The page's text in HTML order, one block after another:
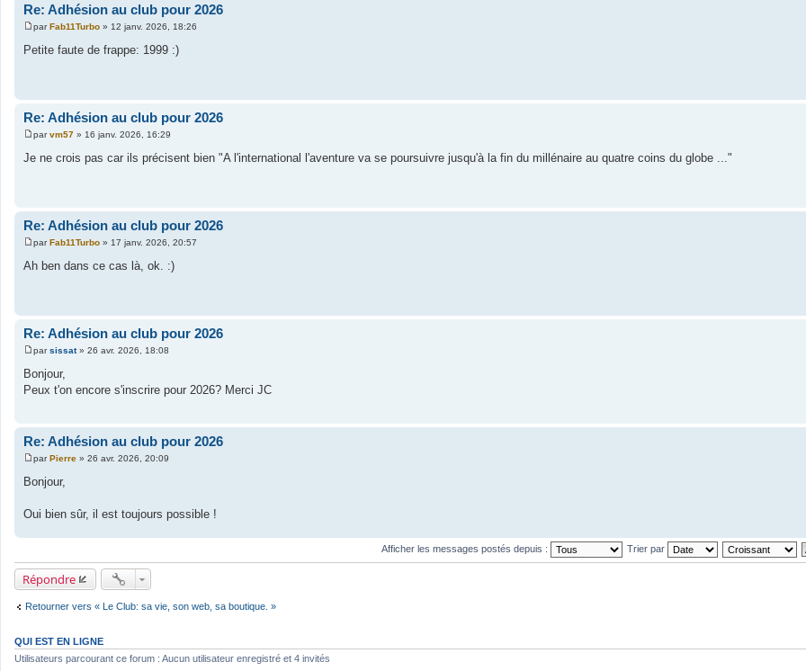
Re: Adhésion au club pour 2026
M
s
e
parFab11Turbo » 12 janv. 2026, 18:26
Petite faute de frappe: 1999 :)
Re: Adhésion au club pour 2026
M
s
parvm57 » 16 janv. 2026, 16:29
Je ne crois pas car ils précisent bien "A l'international l'aventure va se poursuivre jusqu'à la fin du millénaire au quatre coins du globe ..."
Re: Adhésion au club pour 2026
M
s
e
parFab11Turbo » 17 janv. 2026, 20:57
Ah ben dans ce cas là, ok. :)
Re: Adhésion au club pour 2026
M
s
s
parsissat» 26 avr. 2026, 18:08
Bonjour,
Peux t'on encore s'inscrire pour 2026? Merci JC
Re: Adhésion au club pour 2026
M
s
g
parPierre » 26 avr. 2026, 20:09
Bonjour,
Oui bien sûr, il est toujours possible !
Afficher les messages postés depuis : Trier par
Répondre
Retourner vers « Le Club: sa vie, son web, sa boutique. »
QUI EST EN LIGNE
Utilisateurs parcourant ce forum : Aucun utilisateur enregistré et 4 invités